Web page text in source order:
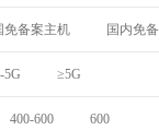
免备案主机 国内免
5G ≥5G
400-600 600